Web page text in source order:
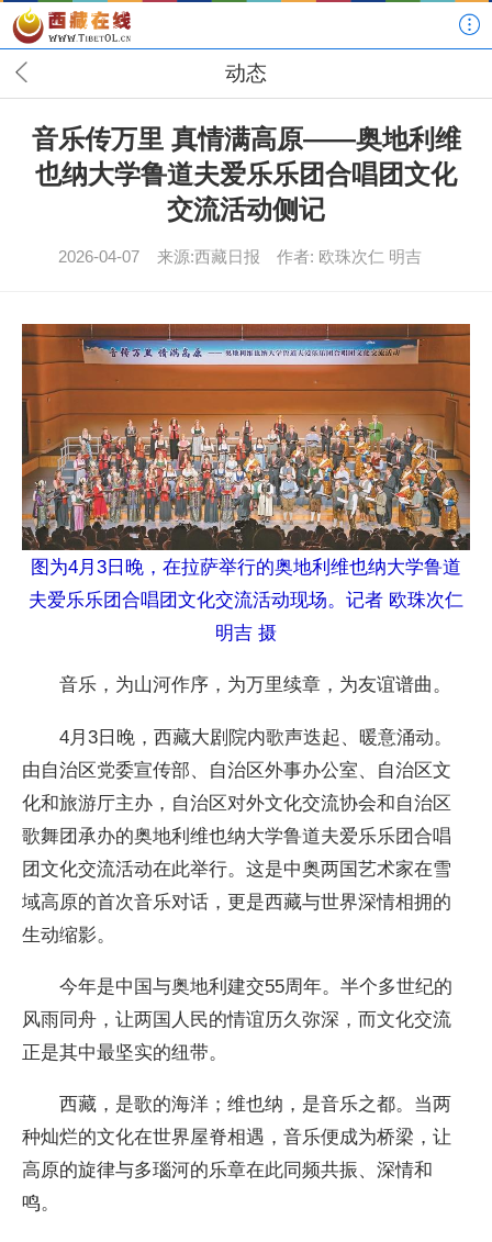
动态
音乐传万里 真情满高原——奥地利维
也纳大学鲁道夫爱乐乐团合唱团文化
交流活动侧记
2026-04-07 来源:西藏日报 作者: 欧珠次仁 明吉
图为4月3日晚，在拉萨举行的奥地利维也纳大学鲁道
夫爱乐乐团合唱团文化交流活动现场。记者 欧珠次仁
明吉 摄
音乐，为山河作序，为万里续章，为友谊谱曲。
4月3日晚，西藏大剧院内歌声迭起、暖意涌动。
由自治区党委宣传部、自治区外事办公室、自治区文
化和旅游厅主办，自治区对外文化交流协会和自治区
歌舞团承办的奥地利维也纳大学鲁道夫爱乐乐团合唱
团文化交流活动在此举行。这是中奥两国艺术家在雪
域高原的首次音乐对话，更是西藏与世界深情相拥的
生动缩影。
今年是中国与奥地利建交55周年。半个多世纪的
风雨同舟，让两国人民的情谊历久弥深，而文化交流
正是其中最坚实的纽带。
西藏，是歌的海洋；维也纳，是音乐之都。当两
种灿烂的文化在世界屋脊相遇，音乐便成为桥梁，让
高原的旋律与多瑙河的乐章在此同频共振、深情和
鸣。